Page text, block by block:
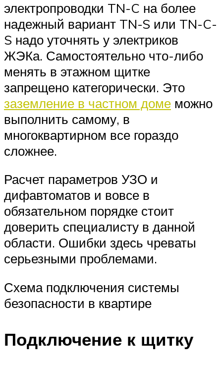
электропроводки TN-C на более
надежный вариант TN-S или TN-C-
S надо уточнять у электриков
ЖЭКа. Самостоятельно что-либо
менять в этажном щитке
запрещено категорически. Это
заземление в частном доме можно
выполнить самому, в
многоквартирном все гораздо
сложнее.
Расчет параметров УЗО и
дифавтоматов и вовсе в
обязательном порядке стоит
доверить специалисту в данной
области. Ошибки здесь чреваты
серьезными проблемами.
Схема подключения системы
безопасности в квартире
Подключение к щитку